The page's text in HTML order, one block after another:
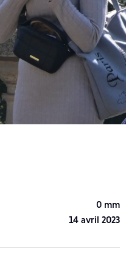
0 mm
14 avril 2023